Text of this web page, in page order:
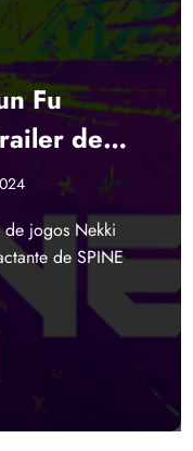
Fu
de
na
jogos Nekki
de SPINE